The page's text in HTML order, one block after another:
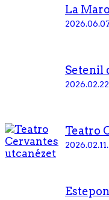
La
Setenil
Teatro
2026.02.11.